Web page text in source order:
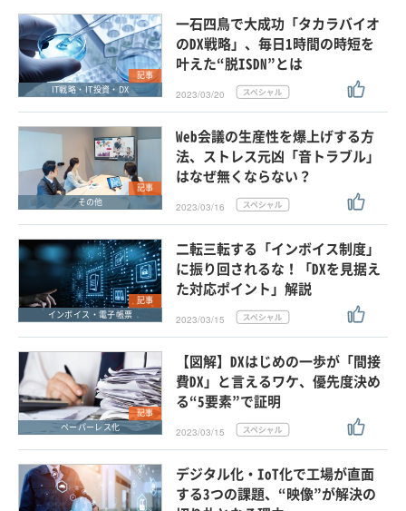
外部ニュース
スペシャルに限定する
タグ ×
× 業務効率化
この条件で検索する
記事
IT戦略・IT投資・DX
一石四鳥で大成功「タカラバイオ
のDX戦略」、毎日1時間の時短を
叶えた“脱ISDN”とは
2023/03/20
記事
その他
Web会議の生産性を爆上げする方
法、ストレス元凶「音トラブル」
はなぜ無くならない？
2023/03/16
記事
インボイス・電子帳票
二転三転する「インボイス制度」
に振り回されるな！「DXを見据え
た対応ポイント」解説
2023/03/15
記事
ペーパーレス化
【図解】DXはじめの一歩が「間接
費DX」と言えるワケ、優先度決め
る“5要素”で証明
2023/03/15
デジタル化・IoT化で工場が直面
する3つの課題、“映像”が解決の